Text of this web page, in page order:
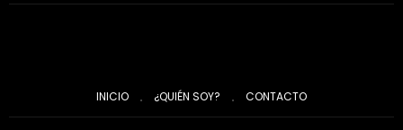
INICIO ¿QUIÉN SOY? CONTACTO